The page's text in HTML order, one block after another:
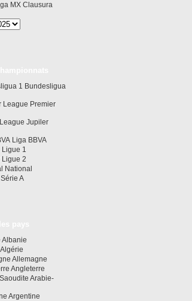
MX Clausura
Bundesligua
Premier
Jupiler
Liga BBVA
Ligue 1
Ligue 2
National
Série A
Albanie
Algérie
Allemagne
Angleterre
Arabie-
Argentine